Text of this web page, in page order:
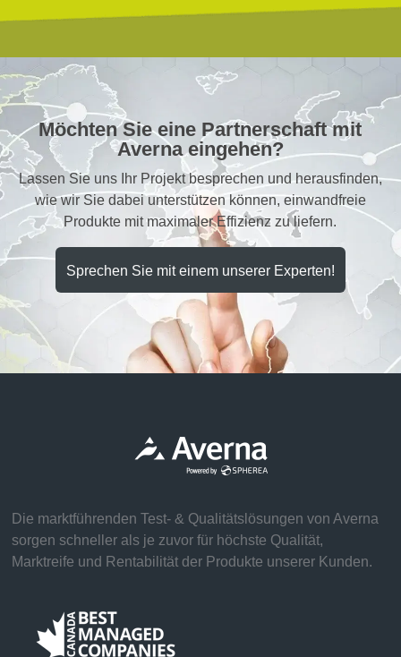
Möchten Sie eine Partnerschaft mit
Averna eingehen?
Lassen Sie uns Ihr Projekt besprechen und herausfinden,
wie wir Sie dabei unterstützen können, einwandfreie
Produkte mit maximaler Effizienz zu liefern.
Sprechen Sie mit einem unserer Experten!
Die marktführenden Test- & Qualitätslösungen von Averna
sorgen schneller als je zuvor für höchste Qualität,
Marktreife und Rentabilität der Produkte unserer Kunden.